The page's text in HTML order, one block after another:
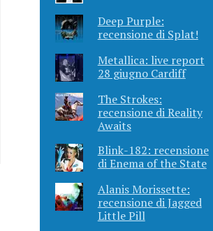
Deep Purple:
recensione di Splat!
Metallica: live report
28 giugno Cardiff
The Strokes:
recensione di Reality
Awaits
Blink-182: recensione
di Enema of the State
Alanis Morissette:
recensione di Jagged
Little Pill